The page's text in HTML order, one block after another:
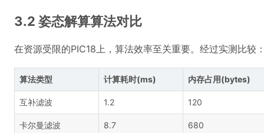
3.2 姿态解算算法对比
在资源受限的PIC18上，算法效率至关重要。经过实测比较
算法类型 计算耗时(ms) 内存占用(bytes)
互补滤波 1.2 120
卡尔曼滤波 8.7 680